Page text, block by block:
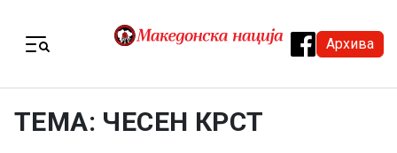
Архива
ТЕМА: ЧЕСЕН КРСТ